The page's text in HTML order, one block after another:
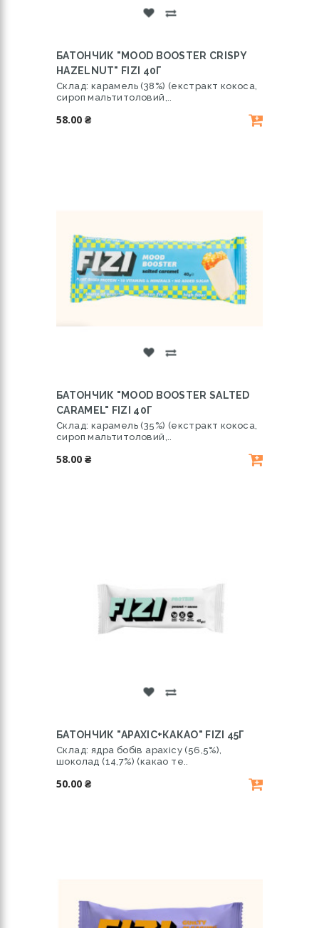
БАТОНЧИК "MOOD BOOSTER CRISPY
HAZELNUT" FIZI 40Г
Склад: карамель (38%) (екстракт кокоса,
сироп мальтитоловий,..
58.00 ₴
БАТОНЧИК "MOOD BOOSTER SALTED
CARAMEL" FIZI 40Г
Склад: карамель (35%) (екстракт кокоса,
сироп мальтитоловий,..
58.00 ₴
БАТОНЧИК "АРАХІС+КАКАО" FIZI 45Г
Склад: ядра бобів арахісу (56,5%),
шоколад (14,7%) (какао те..
50.00 ₴